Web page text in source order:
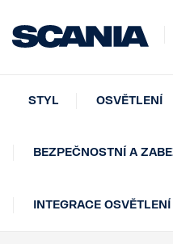
STYL OSVĚTLENÍ
BEZPEČNOSTNÍ A
INTEGRACE OSVĚTLENÍ